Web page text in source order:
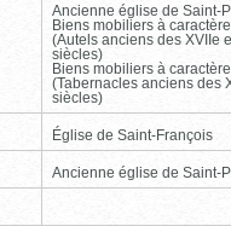
Ancienne église de Saint-
Biens mobiliers à
(Autels anciens des XVIIe
siècles)
Biens mobiliers à
(Tabernacles anciens des
siècles)
Église de Saint-François
Ancienne église de Saint-